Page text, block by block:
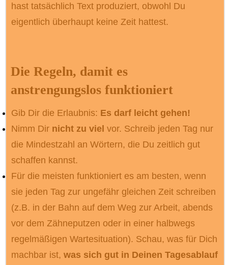
hast tatsächlich Text produziert, obwohl Du
eigentlich überhaupt keine Zeit hattest.
Die Regeln, damit es
anstrengungslos funktioniert
Gib Dir die Erlaubnis: Es darf leicht gehen!
Nimm Dir nicht zu viel vor. Schreib jeden Tag nur
die Mindestzahl an Wörtern, die Du zeitlich gut
schaffen kannst.
Für die meisten funktioniert es am besten, wenn
sie jeden Tag zur ungefähr gleichen Zeit schreiben
(z.B. in der Bahn auf dem Weg zur Arbeit, abends
vor dem Zähneputzen oder in einer halbwegs
regelmäßigen Wartesituation). Schau, was für Dich
machbar ist, was sich gut in Deinen Tagesablauf